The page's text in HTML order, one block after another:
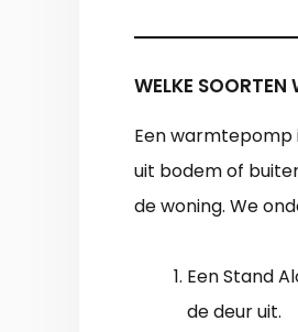
WELKE SOORTEN
Een warmtepomp
uit bodem of
de woning. We
Een Stand
de deur uit.